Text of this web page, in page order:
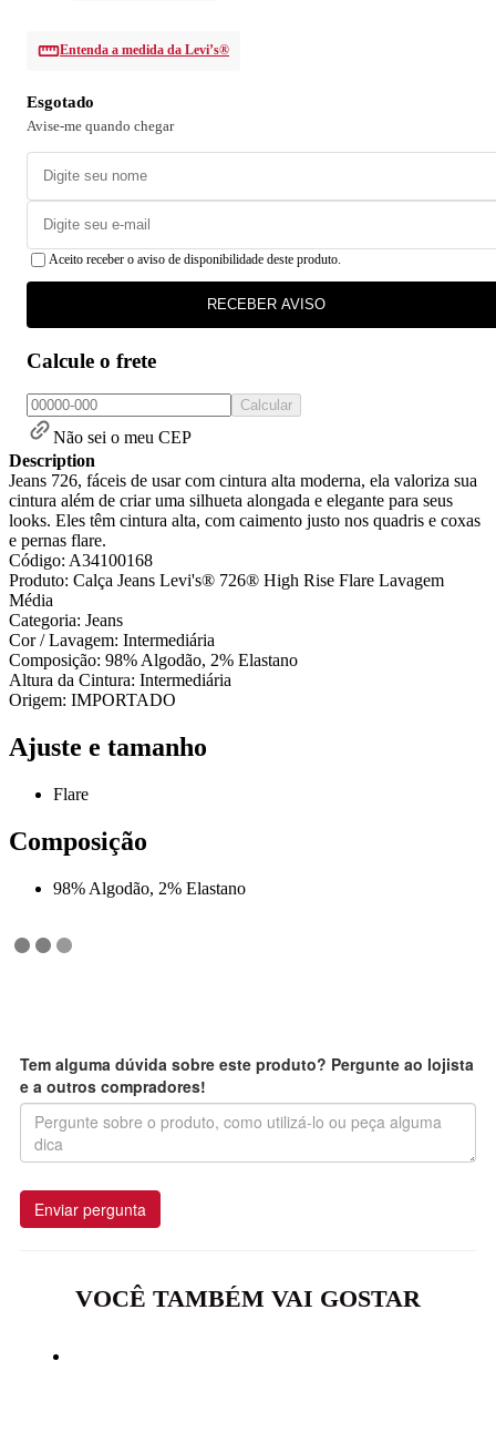
Entenda a medida da Levi’s®
Esgotado
Avise-me quando chegar
Aceito receber o aviso de disponibilidade deste produto.
RECEBER AVISO
Calcule o frete
Calcular
Não sei o meu CEP
Description
Jeans 726, fáceis de usar com cintura alta moderna, ela valoriza sua
cintura além de criar uma silhueta alongada e elegante para seus
looks. Eles têm cintura alta, com caimento justo nos quadris e coxas
e pernas flare.
Código: A34100168
Produto: Calça Jeans Levi's® 726® High Rise Flare Lavagem
Média
Categoria: Jeans
Cor / Lavagem: Intermediária
Composição: 98% Algodão, 2% Elastano
Altura da Cintura: Intermediária
Origem: IMPORTADO
Ajuste e tamanho
Flare
Composição
98% Algodão, 2% Elastano
Tem alguma dúvida sobre este produto? Pergunte ao lojista
e a outros compradores!
Enviar pergunta
VOCÊ TAMBÉM VAI GOSTAR